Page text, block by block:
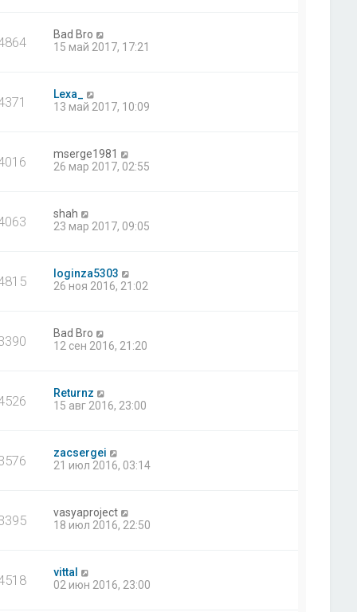
Bad Bro
15 май 2017, 17:21
Lexa_
13 май 2017, 10:09
mserge1981
26 мар 2017, 02:55
shah
23 мар 2017, 09:05
loginza5303
26 ноя 2016, 21:02
Bad Bro
12 сен 2016, 21:20
Returnz
15 авг 2016, 23:00
zacsergei
21 июл 2016, 03:14
vasyaproject
18 июл 2016, 22:50
vittal
02 июн 2016, 23:00